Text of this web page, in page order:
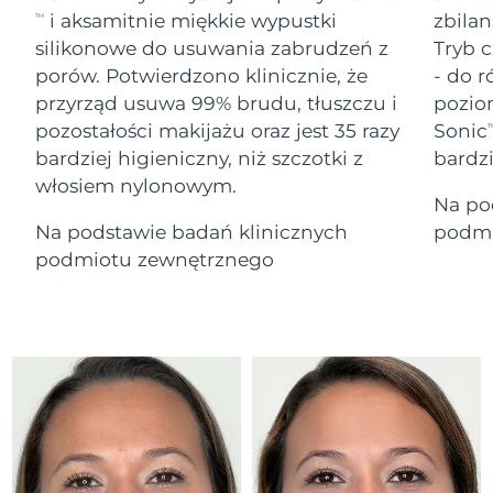
TM
i aksamitnie miękkie wypustki
silikonowe do usuwania zabrudzeń z
porów. Potwierdzono klinicznie, że
przyrząd usuwa 99% brudu, tłuszczu i
pozostałości makijażu oraz jest 35 razy
bardziej higieniczny, niż szczotki z
włosiem nylonowym.
Na podstawie badań klinicznych
podmiotu zewnętrznego
Tryb
- do
Sonic
Na
All revitalizing eye massagers
Advanced pore care essentials
Serum
For healthy hair
issa™ Teeth Whitening Gel
18% PAP
Kosmetyki Mężczyźni
Kupuj
Gibraltar
13/8/26
Grecja
Oczekiwany czas dostawy
9/8/26
SRA Hongkong
(Chiny)
Oczekiwany czas dostawy
10/8/26
Oczekiwany czas dostawy
Irlandia
Oczekiwany czas dostawy
9/8/26
Wyspa Man
Oczekiwany czas dostawy
11/8/26